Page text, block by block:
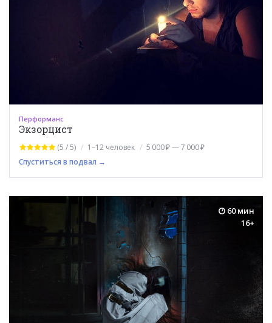
Перформанс
Экзорцист
(5 / 5) 1–12 человек
5 000 ₽ — 7 000 ₽
Спуститься в подвал →
60 мин
16+